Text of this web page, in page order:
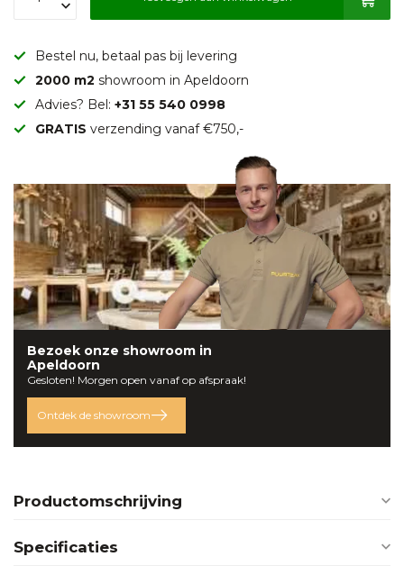
Bestel nu, betaal pas bij levering
2000 m2 showroom in Apeldoorn
Advies? Bel: +31 55 540 0998
GRATIS verzending vanaf €750,-
Bezoek onze showroom in
Apeldoorn
Gesloten! Morgen open vanaf op afspraak!
Ontdek de showroom
Productomschrijving
Specificaties